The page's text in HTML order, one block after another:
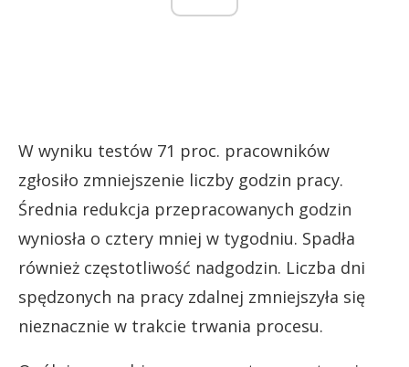
W wyniku testów 71 proc. pracowników
zgłosiło zmniejszenie liczby godzin pracy.
Średnia redukcja przepracowanych godzin
wyniosła o cztery mniej w tygodniu. Spadła
również częstotliwość nadgodzin. Liczba dni
spędzonych na pracy zdalnej zmniejszyła się
nieznacznie w trakcie trwania procesu.